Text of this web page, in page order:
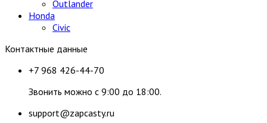
Outlander
Honda
Civic
Контактные данные
+7 968 426-44-70
Звонить можно с 9:00 до 18:00.
support@zapcasty.ru